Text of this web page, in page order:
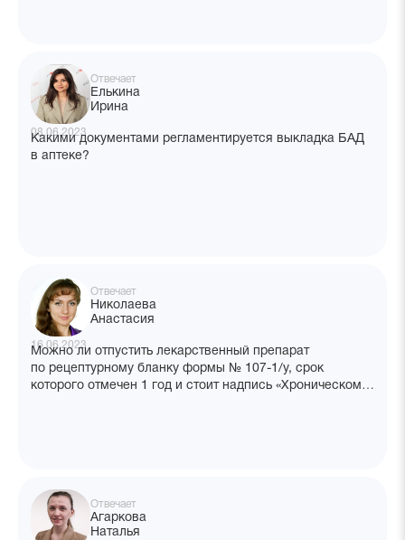
Отвечает
Елькина
Ирина
08.06.2023
Какими документами регламентируется выкладка БАД
в аптеке?
Отвечает
Николаева
Анастасия
16.06.2023
Можно ли отпустить лекарственный препарат
по рецептурному бланку формы № 107-1/у, срок
которого отмечен 1 год и стоит надпись «Хроническому
Отвечает
Агаркова
Наталья